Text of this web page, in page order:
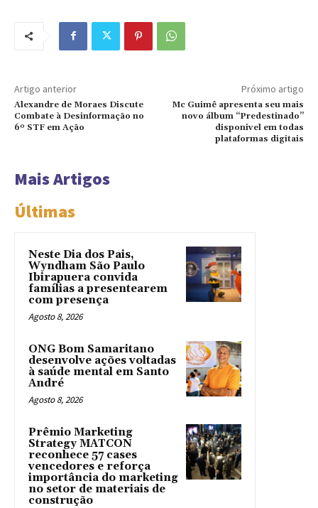
Artigo anterior
Alexandre de Moraes Discute
Combate à Desinformação no
6º STF em Ação
Próximo artigo
Mc Guimê apresenta seu mais
novo álbum “Predestinado”
disponivel em todas
plataformas digitais
Mais Artigos
Últimas
Neste Dia dos Pais,
Wyndham São Paulo
Ibirapuera convida
famílias a presentearem
com presença
Agosto 8, 2026
ONG Bom Samaritano
desenvolve ações voltadas
à saúde mental em Santo
André
Agosto 8, 2026
Prêmio Marketing
Strategy MATCON
reconhece 57 cases
vencedores e reforça
importância do marketing
no setor de materiais de
construção